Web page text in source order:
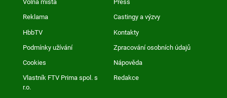
Volná místa Press
Reklama Castingy a výzvy
HbbTV Kontakty
Podmínky užívání Zpracování osobních údajů
Cookies Nápověda
Vlastník FTV Prima spol. s
r.o.
Redakce